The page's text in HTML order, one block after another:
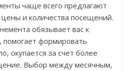
чаще всего предлагают
и количества посещений.
обязывает вас к
помогает формировать
окупается за счет более
Выбор между месячным,